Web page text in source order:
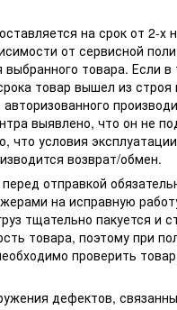
на срок от 2-х
от сервисной
выбранного товара. Если в
товар вышел из строя
выявлено, что он не
что условия
возврат/обмен.
отправкой
на исправную
тщательно пакуется и
товара, поэтому при
проверить
дефектов,